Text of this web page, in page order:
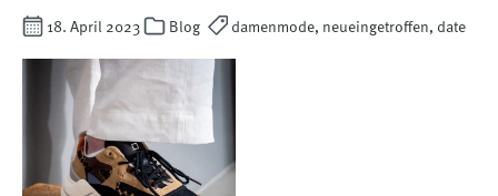
18. April 2023 Blog damenmode, neueingetroffen, date